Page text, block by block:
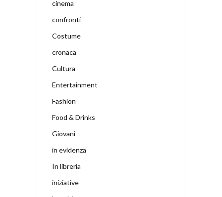
cinema
confronti
Costume
cronaca
Cultura
Entertainment
Fashion
Food & Drinks
Giovani
in evidenza
In libreria
iniziative